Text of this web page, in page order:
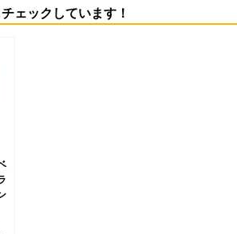
ェックしています！